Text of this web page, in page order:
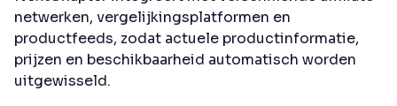
netwerken, vergelijkingsplatformen en
productfeeds, zodat actuele productinformatie,
prijzen en beschikbaarheid automatisch worden
uitgewisseld.